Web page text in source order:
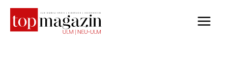
Inhalt
springen